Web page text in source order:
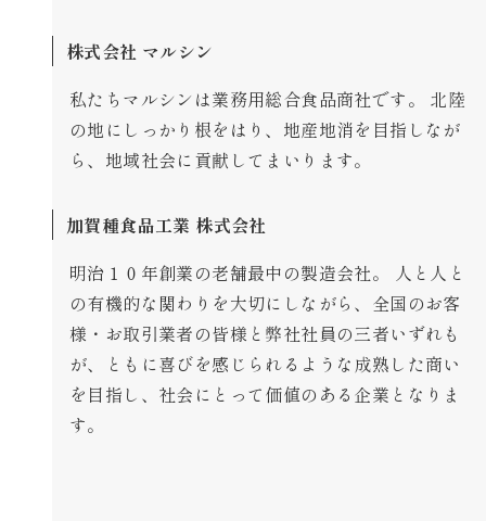
株式会社 マルシン
私たちマルシンは業務用総合食品商社です。 北陸
の地にしっかり根をはり、地産地消を目指しなが
ら、地域社会に貢献してまいります。
加賀種食品工業 株式会社
明治１０年創業の老舗最中の製造会社。 人と人と
の有機的な関わりを大切にしながら、全国のお客
様・お取引業者の皆様と弊社社員の三者いずれも
が、ともに喜びを感じられるような成熟した商い
を目指し、社会にとって価値のある企業となりま
す。